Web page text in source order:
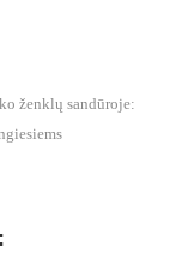
ženklų sandūroje: